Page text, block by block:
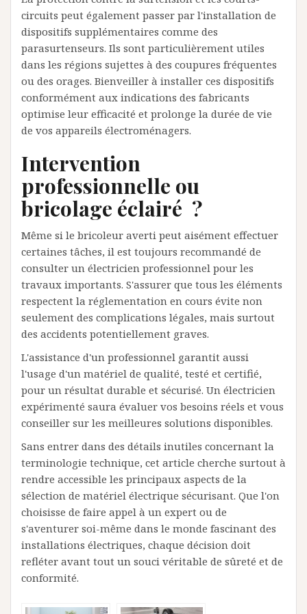
circuits peut également passer par l'installation de
dispositifs supplémentaires comme des
parasurtenseurs. Ils sont particulièrement utiles
dans les régions sujettes à des coupures fréquentes
ou des orages. Bienveiller à installer ces dispositifs
conformément aux indications des fabricants
optimise leur efficacité et prolonge la durée de vie
de vos appareils électroménagers.
Intervention
professionnelle ou
bricolage éclairé ?
Même si le bricoleur averti peut aisément effectuer
certaines tâches, il est toujours recommandé de
consulter un électricien professionnel pour les
travaux importants. S'assurer que tous les éléments
respectent la réglementation en cours évite non
seulement des complications légales, mais surtout
des accidents potentiellement graves.
L'assistance d'un professionnel garantit aussi
l'usage d'un matériel de qualité, testé et certifié,
pour un résultat durable et sécurisé. Un électricien
expérimenté saura évaluer vos besoins réels et vous
conseiller sur les meilleures solutions disponibles.
Sans entrer dans des détails inutiles concernant la
terminologie technique, cet article cherche surtout à
rendre accessible les principaux aspects de la
sélection de matériel électrique sécurisant. Que l'on
choisisse de faire appel à un expert ou de
s'aventurer soi-même dans le monde fascinant des
installations électriques, chaque décision doit
refléter avant tout un souci véritable de sûreté et de
conformité.